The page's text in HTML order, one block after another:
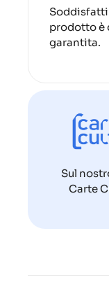
prodotto è
garantita.
Sul
Carte